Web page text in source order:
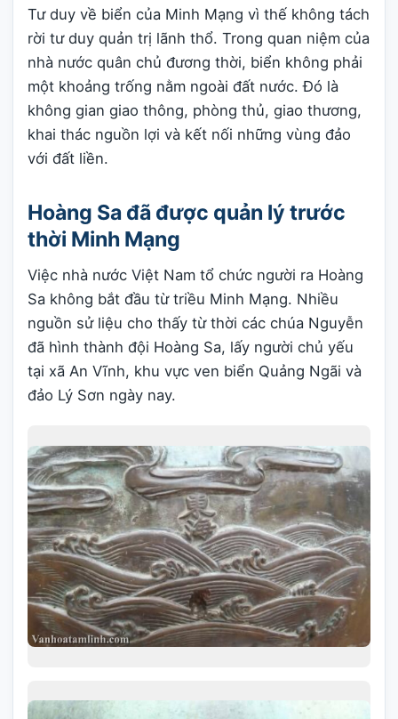
Tư duy về biển của Minh Mạng vì thế không tách
rời tư duy quản trị lãnh thổ. Trong quan niệm của
nhà nước quân chủ đương thời, biển không phải
một khoảng trống nằm ngoài đất nước. Đó là
không gian giao thông, phòng thủ, giao thương,
khai thác nguồn lợi và kết nối những vùng đảo
với đất liền.
Hoàng Sa đã được quản lý trước
thời Minh Mạng
Việc nhà nước Việt Nam tổ chức người ra Hoàng
Sa không bắt đầu từ triều Minh Mạng. Nhiều
nguồn sử liệu cho thấy từ thời các chúa Nguyễn
đã hình thành đội Hoàng Sa, lấy người chủ yếu
tại xã An Vĩnh, khu vực ven biển Quảng Ngãi và
đảo Lý Sơn ngày nay.